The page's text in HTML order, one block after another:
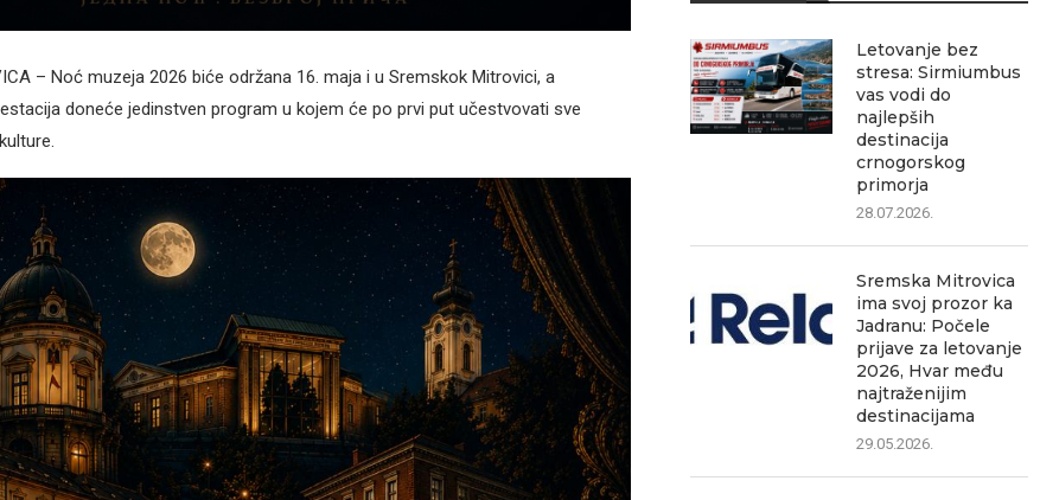
– Noć muzeja 2026 biće održana 16. maja i u Sremskok Mitrovici, a
doneće jedinstven program u kojem će po prvi put učestvovati sve
Letovanje bez
stresa: Sirmiumbus
vas vodi do
najlepših
destinacija
crnogorskog
primorja
28.07.2026.
Sremska Mitrovica
ima svoj prozor ka
Jadranu: Počele
prijave za letovanje
2026, Hvar među
najtraženijim
destinacijama
29.05.2026.